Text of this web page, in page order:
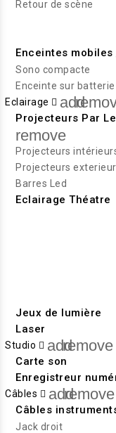
Retour de scène
Enceintes mobiles
Sono compacte
Enceinte sur batterie
Eclairage
add
Projecteurs Par
remove
Projecteurs
Projecteurs
Barres Led
Eclairage Théatre
Jeux de lumière
Laser
Studio addremove
Carte son
Enregistreur
Câbles addremove
Câbles
Jack droit